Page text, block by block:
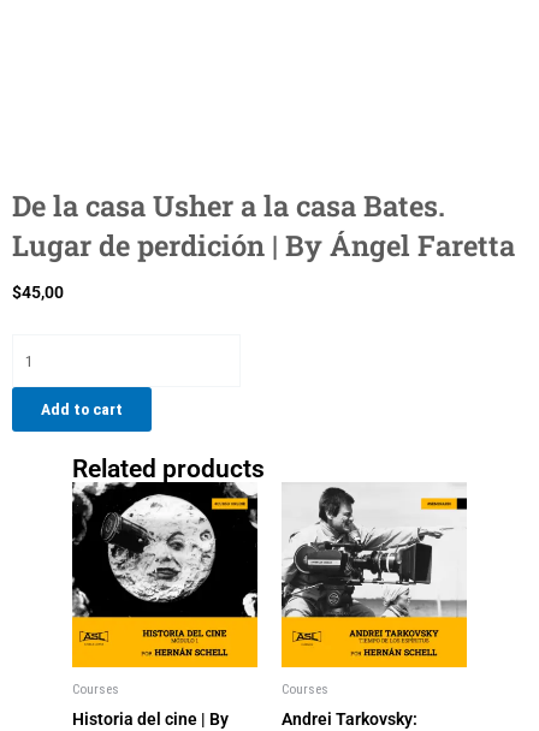
De la casa Usher a la casa Bates.
Lugar de perdición | By Ángel Faretta
$45,00
Usher
perdición
Add to cart
Related products
Courses
Historia del cine | By
Courses
Andrei Tarkovsky: